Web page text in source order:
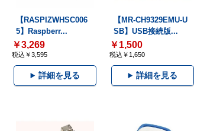
【RASPIZWHSC006
5】Raspberr...
￥3,269
税込￥3,595
詳細を見る
【MR-CH9329EMU-U
SB】USB接続版...
￥1,500
税込￥1,650
詳細を見る